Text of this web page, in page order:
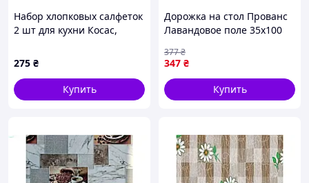
шкіри, вироби з дерева,сувенірна
продукціята багато інших цікавих дрібничок на
оригінальні та неповторні речі, що
стануть чудовим подарунком для Вас та Ваших
рідних.
Вдалих Вам закупів!
Набор хлопковых салфеток
2 шт для кухни Косас,
275 ₴
Купить
Дорожка на стол Прованс
Лавандовое поле 35х100
347 ₴
377₴
Купить